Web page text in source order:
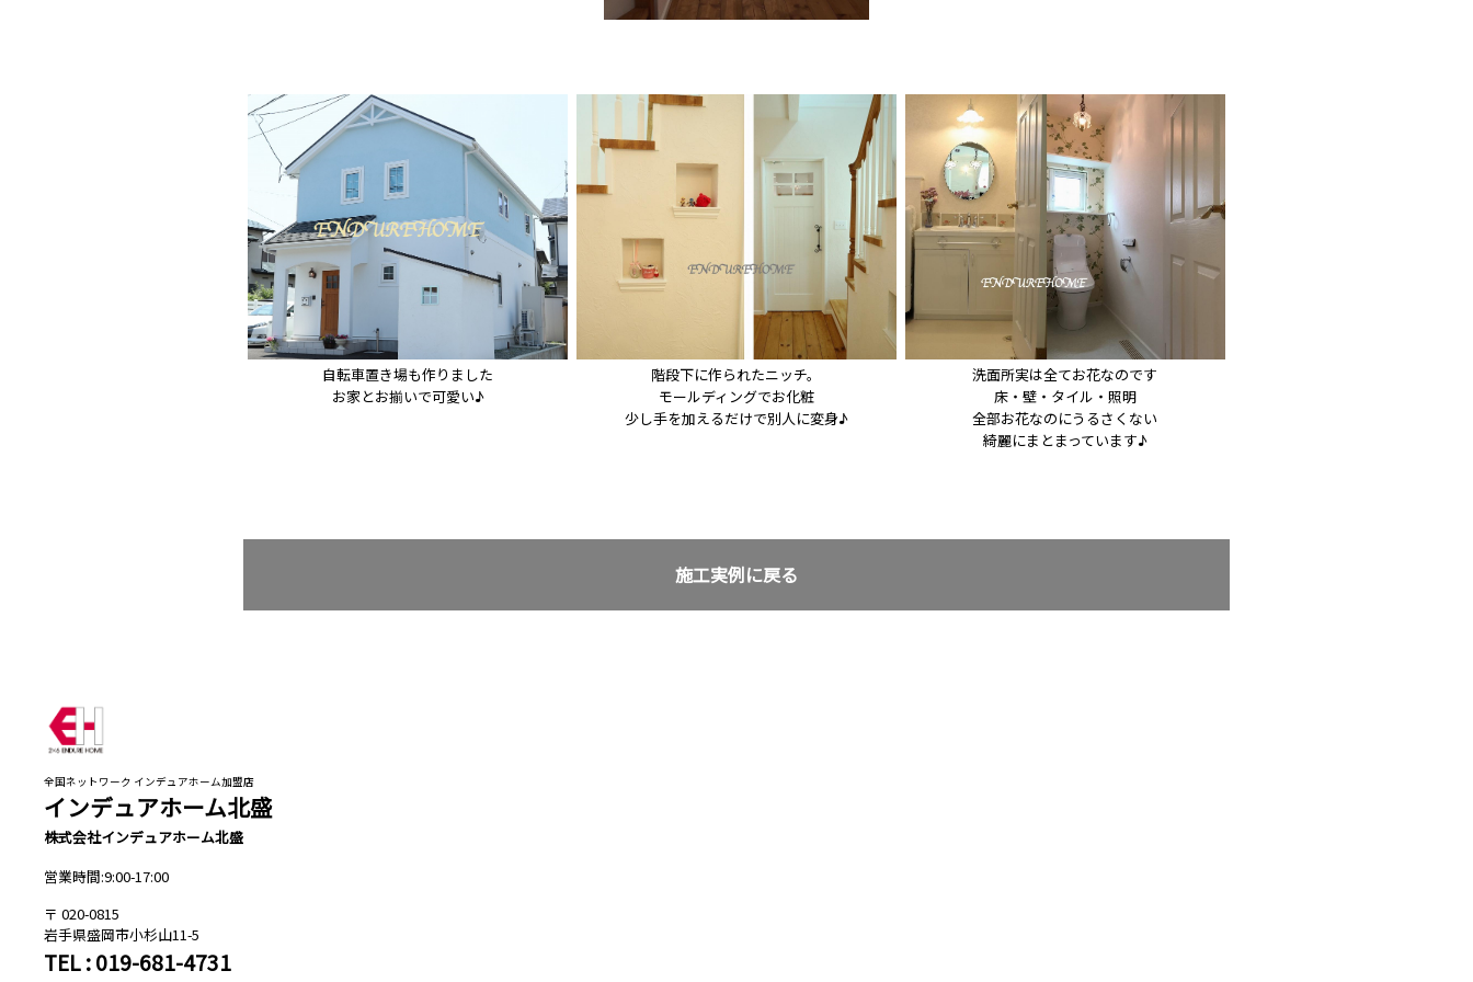
自転車置き場も作りました
お家とお揃いで可愛い♪
階段下に作られたニッチ。
モールディングでお化粧
少し手を加えるだけで別人に変身♪
洗面所実は全てお花なのです
床・壁・タイル・照明
全部お花なのにうるさくない
綺麗にまとまっています♪
施工実例に戻る
全国ネットワーク インデュアホーム加盟店
インデュアホーム北盛
株式会社インデュアホーム北盛
営業時間:9:00-17:00
020-0815
岩手県盛岡市小杉山11-5
TEL : 019-681-4731